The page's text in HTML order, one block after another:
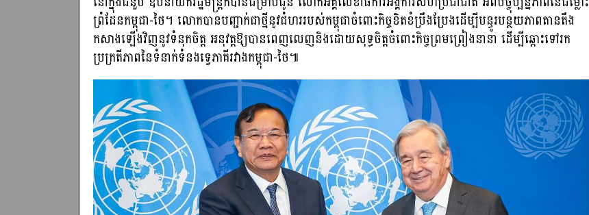
ព្រំដែនកម្ពុជា-ថៃ។ លោកបានបញ្ជាក់ជាថ្មីនូវជំហររបស់កម្ពុជាចំពោះកិច្ចខិតខំប្រឹងប្រែងដើម្បីបន្ធូរបន្ថយភាពតានតឹង
កសាងឡើងវិញនូវទំនុកចិត្ត អនុវត្តឱ្យបានពេញលេញនិងដោយសុទ្ធចិត្តចំពោះកិច្ចព្រមព្រៀងនានា ដើម្បីឆ្ពោះទៅរក
ប្រក្រតីភាពនៃទំនាក់ទំនងទ្វេភាគីរវាងកម្ពុជា-ថៃ៕